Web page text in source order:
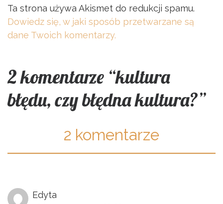
Ta strona używa Akismet do redukcji spamu.
Dowiedz się, w jaki sposób przetwarzane są
dane Twoich komentarzy.
2 komentarze “kultura
błędu, czy błędna kultura?”
2 komentarze
Edyta